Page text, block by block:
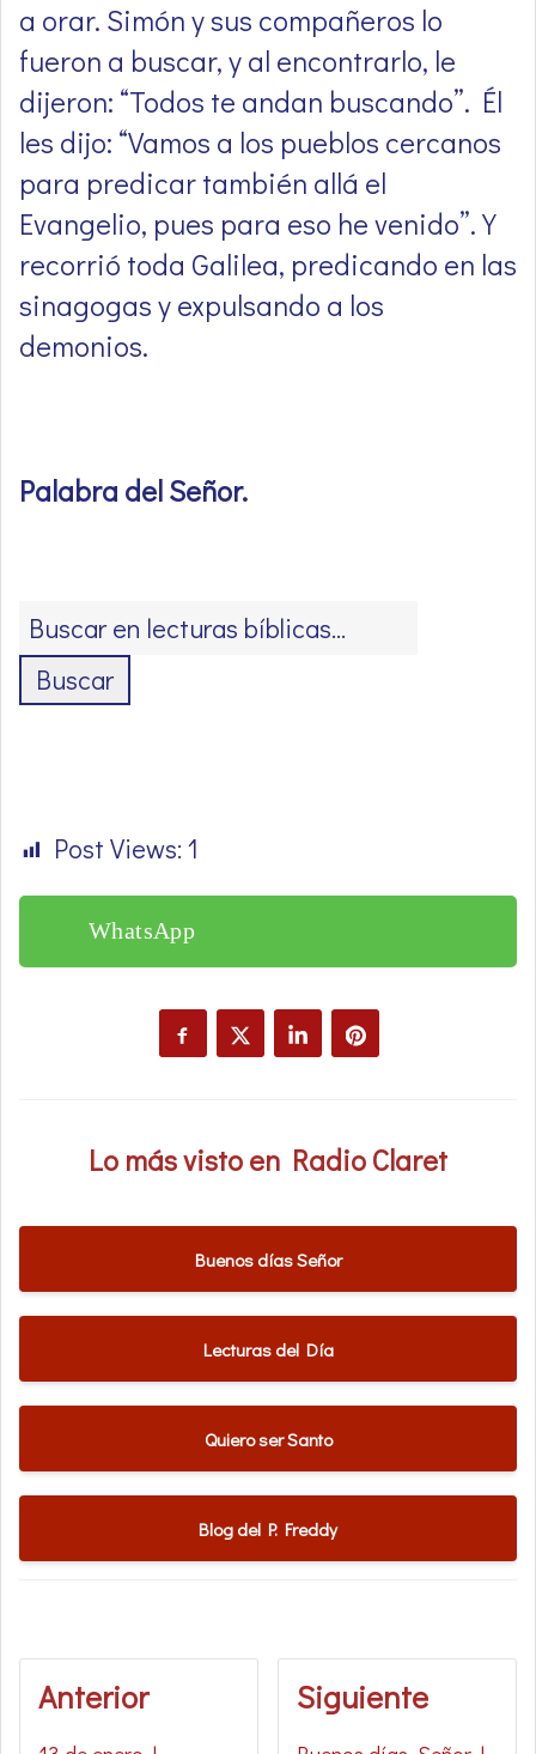
a orar. Simón y sus compañeros lo
fueron a buscar, y al encontrarlo, le
dijeron: “Todos te andan buscando”. Él
les dijo: “Vamos a los pueblos cercanos
para predicar también allá el
Evangelio, pues para eso he venido”. Y
recorrió toda Galilea, predicando en las
sinagogas y expulsando a los
demonios.
Palabra del Señor.
Buscar
Post Views: 1
WhatsApp
Lo más visto en Radio Claret
Buenos días Señor
Lecturas del Día
Quiero ser Santo
Blog del P. Freddy
Anterior Siguiente